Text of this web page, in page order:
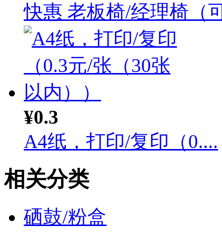
快惠 老板椅/经理椅（
¥0.3
A4纸，打印/复印（0....
相关分类
硒鼓/粉盒